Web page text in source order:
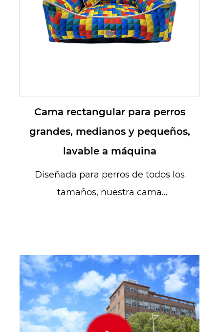
Cama rectangular para perros
grandes, medianos y pequeños,
lavable a máquina
Diseñada para perros de todos los
tamaños, nuestra cama